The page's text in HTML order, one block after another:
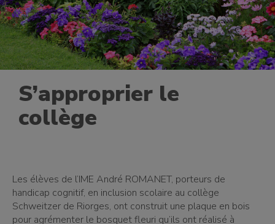
S’approprier le
collège
Les élèves de l’IME André ROMANET, porteurs de
handicap cognitif, en inclusion scolaire au collège
Schweitzer de Riorges, ont construit une plaque en bois
pour agrémenter le bosquet fleuri qu’ils ont réalisé à